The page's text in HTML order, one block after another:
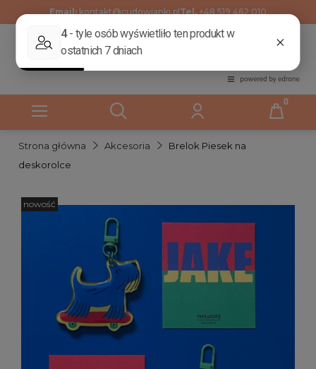
Email:kontakt@cudowianki.plTel.+48 519 462 010
Strona główna Akcesoria
Brelok Piesek na
deskorolce
nowość